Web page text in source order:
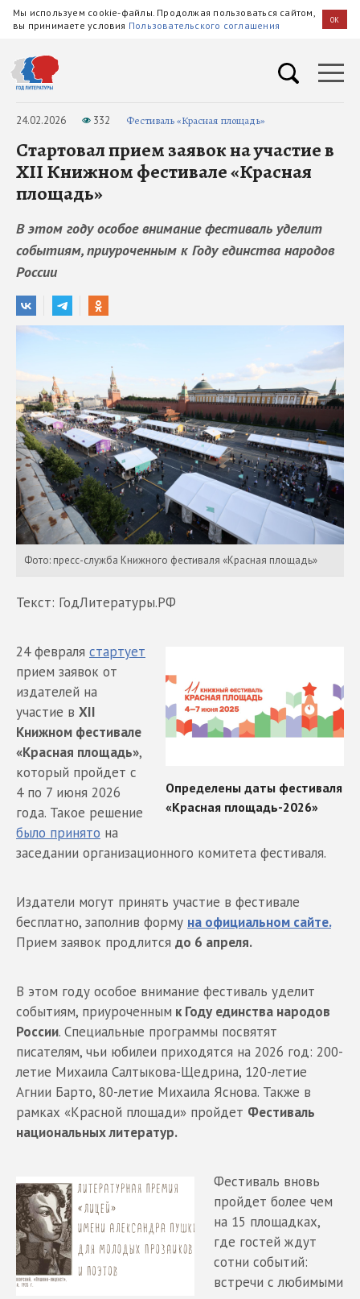
Мы используем cookie-файлы. Продолжая пользоваться сайтом,
вы принимаете условия Пользовательского соглашения OK
24.02.2026 332 Фестиваль «Красная площадь»
Стартовал прием заявок на участие в
XII Книжном фестивале «Красная
площадь»
В этом году особое внимание фестиваль уделит
событиям, приуроченным к Году единства народов
России
Фото: пресс-служба Книжного фестиваля «Красная площадь»
Текст: ГодЛитературы.РФ
24 февраля стартует
прием заявок от
издателей на
участие в XII
Книжном фестивале
«Красная площадь»,
который пройдет с
4 по 7 июня 2026
года. Такое решение
было принято на
заседании организационного комитета фестиваля.
Издатели могут принять участие в фестивале
бесплатно, заполнив форму на официальном сайте.
Прием заявок продлится до 6 апреля.
В этом году особое внимание фестиваль уделит
событиям, приуроченным к Году единства народов
России. Специальные программы посвятят
писателям, чьи юбилеи приходятся на 2026 год: 200-
летие Михаила Салтыкова-Щедрина, 120-летие
Агнии Барто, 80-летие Михаила Яснова. Также в
рамках «Красной площади» пройдет Фестиваль
национальных литератур.
Фестиваль вновь
пройдет более чем
на 15 площадках,
где гостей ждут
сотни событий:
встречи с любимыми